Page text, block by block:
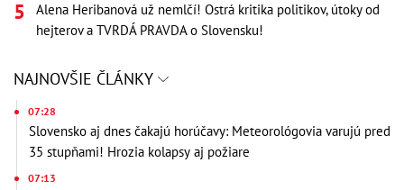
Alena Heribanová už nemlčí! Ostrá kritika politikov, útoky od
hejterov a TVRDÁ PRAVDA o Slovensku!
NAJNOVŠIE ČLÁNKY
07:28
Slovensko aj dnes čakajú horúčavy: Meteorológovia varujú pred
35 stupňami! Hrozia kolapsy aj požiare
07:13